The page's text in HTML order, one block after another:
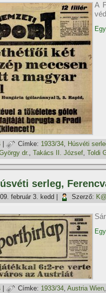
A
Címke: 1933/34, Húsvéti
dr., Takács II. József, Toldi
serleg,
február 3. kedd Szerző:
Címke: 1933/34, Austria Wien,